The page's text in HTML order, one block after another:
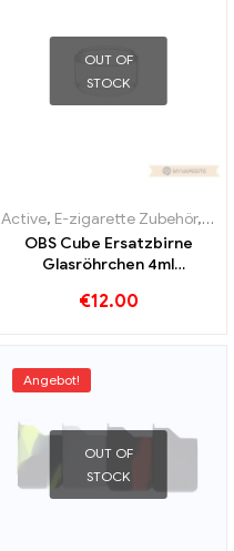
OUT OF
STOCK
Active, E-zigarette Zubehör,
OBS Cube Ersatzbirne
Glasröhrchen 4ml
Großhandel丨Custom
€12.00
Angebot!
OUT OF
STOCK